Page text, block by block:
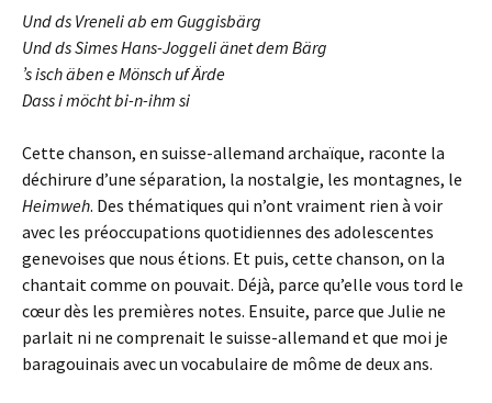
Und ds Vreneli ab em Guggisbärg
Und ds Simes Hans-Joggeli änet dem Bärg
’s isch äben e Mönsch uf Ärde
Dass i möcht bi-n-ihm si
Cette chanson, en suisse-allemand archaïque, raconte la
déchirure d’une séparation, la nostalgie, les montagnes, le
Heimweh. Des thématiques qui n’ont vraiment rien à voir
avec les préoccupations quotidiennes des adolescentes
genevoises que nous étions. Et puis, cette chanson, on la
chantait comme on pouvait. Déjà, parce qu’elle vous tord le
cœur dès les premières notes. Ensuite, parce que Julie ne
parlait ni ne comprenait le suisse-allemand et que moi je
baragouinais avec un vocabulaire de môme de deux ans.